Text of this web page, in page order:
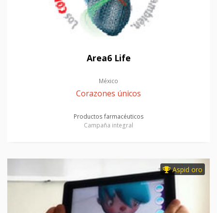
Area6 Life
México
Corazones únicos
Productos farmacéuticos
Campaña integral
Aspid oro